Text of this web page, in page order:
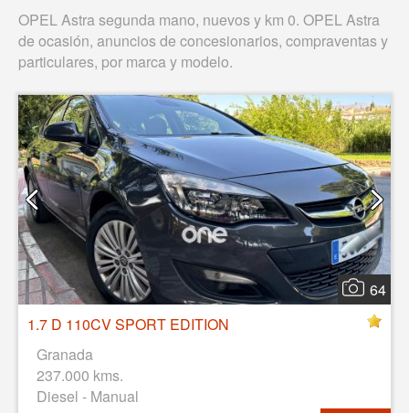
OPEL Astra segunda mano, nuevos y km 0. OPEL Astra
de ocasión, anuncios de concesionarios, compraventas y
particulares, por marca y modelo.
64
1.7 D 110CV SPORT EDITION
Granada
237.000 kms.
Diesel - Manual